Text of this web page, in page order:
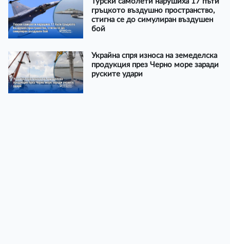
гръцкото въздушно пространство,
стигна се до симулиран въздушен
бой
Украйна спря износа на земеделска
продукция през Черно море заради
руските удари